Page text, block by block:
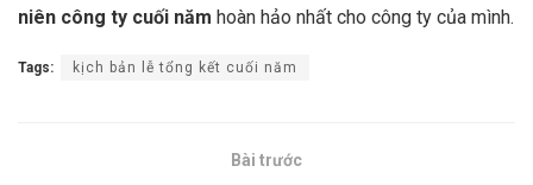
niên công ty cuối năm hoàn hảo nhất cho công ty của mình.
Tags: kịch bản lễ tổng kết cuối năm
Bài trước